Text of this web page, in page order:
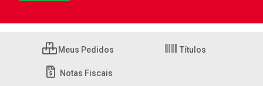
Meus Pedidos Títulos
Notas Fiscais